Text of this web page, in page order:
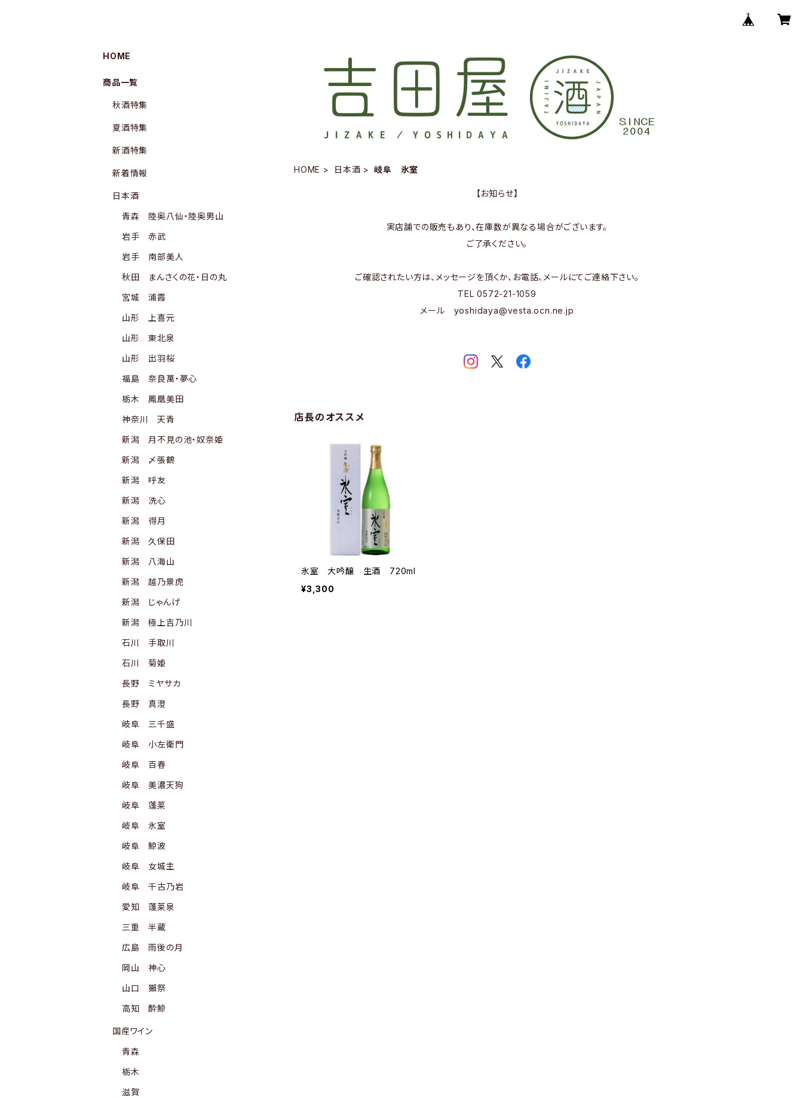
HOME 日本酒 岐阜 氷室
【お知らせ】
実店舗での販売もあり、在庫数が異なる場合がございます。
ご了承ください。
ご確認されたい方は、メッセージを頂くか、お電話、メールにてご連絡下さい。
TEL 0572-21-1059
メール yoshidaya@vesta.ocn.ne.jp
店長のオススメ
氷室 大吟醸 生酒 720ml
¥3,300
HOME
商品一覧
秋酒特集
夏酒特集
新酒特集
新着情報
日本酒
青森 陸奥八仙・陸奥男山
岩手 赤武
岩手 南部美人
秋田 まんさくの花・日の丸
宮城 浦霞
山形 上喜元
山形 東北泉
山形 出羽桜
福島 奈良萬・夢心
栃木 鳳凰美田
神奈川 天青
新潟 月不見の池・奴奈姫
新潟 〆張鶴
新潟 呼友
新潟 洗心
新潟 得月
新潟 久保田
新潟 八海山
新潟 越乃景虎
新潟 じゃんげ
新潟 極上吉乃川
石川 手取川
石川 菊姫
長野 ミヤサカ
長野 真澄
岐阜 三千盛
岐阜 小左衛門
岐阜 百春
岐阜 美濃天狗
岐阜 蓬莱
岐阜 氷室
岐阜 鯨波
岐阜 女城主
岐阜 千古乃岩
愛知 蓬莱泉
三重 半蔵
広島 雨後の月
岡山 神心
山口 獺祭
高知 酔鯨
国産ワイン
青森
栃木
滋賀